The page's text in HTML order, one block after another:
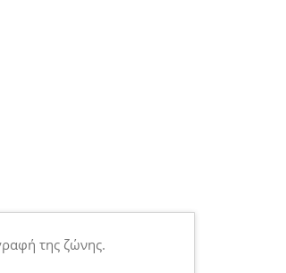
της ζώνης.